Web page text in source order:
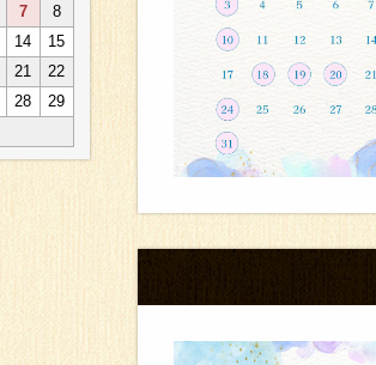
7
8
14
15
21
22
28
29